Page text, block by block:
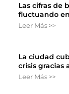
Las cifras de
fluctuando
Leer Más >>
La ciudad
crisis gracias
Leer Más >>